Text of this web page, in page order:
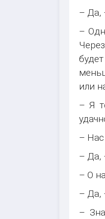
– Да,
–
или
– Я
–
– Да,
– О
– Да,
–